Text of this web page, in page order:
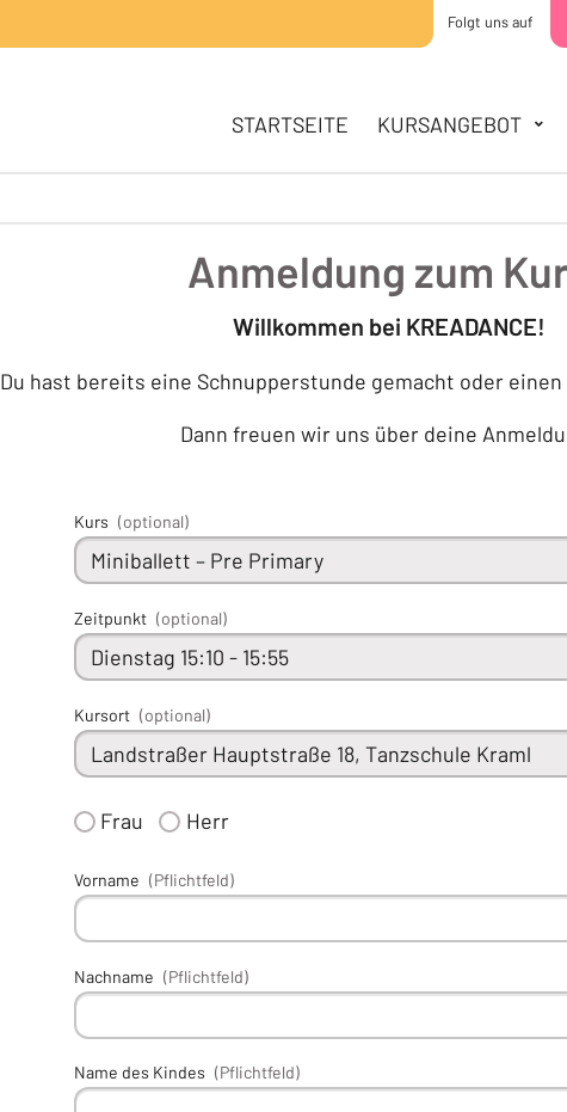
Folgt uns auf
HAUPTNAVIGATION
STARTSEITE
TEENS
STUNDENPLAN
SOMMERCAMPS
TEAM
STANDORTE
STARTSEITE KURSANGEBOT
Anmeldung zum
Willkommen bei KREADANCE!
Du hast bereits eine Schnupperstunde gemacht oder
Dann freuen wir uns über deine
Kurs (optional)
Zeitpunkt (optional)
Kursort (optional)
Frau Herr
Vorname (Pflichtfeld)
Nachname (Pflichtfeld)
Name des Kindes (Pflichtfeld)